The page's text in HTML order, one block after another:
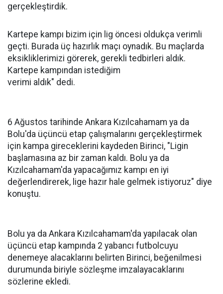
gerçekleştirdik.
Kartepe kampı bizim için lig öncesi oldukça verimli
geçti. Burada üç hazırlık maçı oynadık. Bu maçlarda
eksikliklerimizi görerek, gerekli tedbirleri aldık.
Kartepe kampından istediğim
verimi aldık" dedi.
6 Ağustos tarihinde Ankara Kızılcahamam ya da
Bolu'da üçüncü etap çalışmalarını gerçekleştirmek
için kampa gireceklerini kaydeden Birinci, "Ligin
başlamasına az bir zaman kaldı. Bolu ya da
Kızılcahamam'da yapacağımız kampı en iyi
değerlendirerek, lige hazır hale gelmek istiyoruz" diye
konuştu.
Bolu ya da Ankara Kızılcahamam'da yapılacak olan
üçüncü etap kampında 2 yabancı futbolcuyu
denemeye alacaklarını belirten Birinci, beğenilmesi
durumunda biriyle sözleşme imzalayacaklarını
sözlerine ekledi.